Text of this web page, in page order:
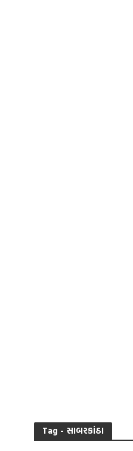
Tag - સાબરકાંઠા